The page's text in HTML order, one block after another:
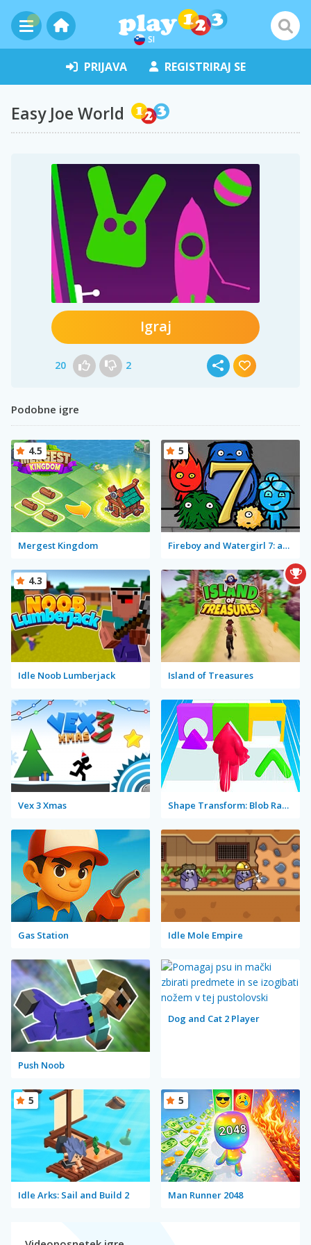
SI
PRIJAVA REGISTRIRAJ SE
Easy Joe World
Igraj
20 2
Podobne igre
Mergest Kingdom
4.5
Fireboy and Watergirl 7: and Friends
5
Idle Noob Lumberjack
4.3
Island of Treasures
Vex 3 Xmas Shape Transform: Blob Racing
Gas Station Idle Mole Empire
Push Noob
Dog and Cat 2 Player
Idle Arks: Sail and Build 2
5
Man Runner 2048
5